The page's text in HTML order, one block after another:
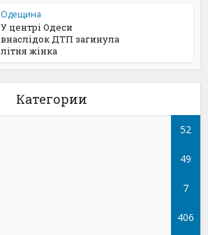
Одещина
У центрі Одеси
внаслідок ДТП загинула
літня жінка
Категории
52
49
7
406